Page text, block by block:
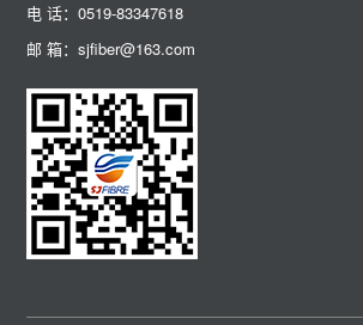
电 话：0519-83347618
邮 箱：sjfiber@163.com